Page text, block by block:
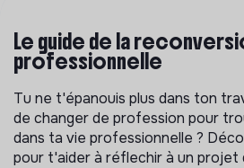
Le guide de la
professionnelle
Tu ne t'épanouis plus dans ton
de changer de profession pour
dans ta vie professionnelle ?
pour t'aider à réflechir à un